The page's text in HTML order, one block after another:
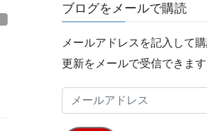
ブログをメールで購読
メールアドレスを記入して購
更新をメールで受信できます
ー